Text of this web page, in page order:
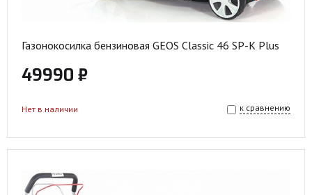
Газонокосилка бензиновая GEOS Classic 46 SP-K Plus
49990 ₽
к сравнению
Нет в наличии